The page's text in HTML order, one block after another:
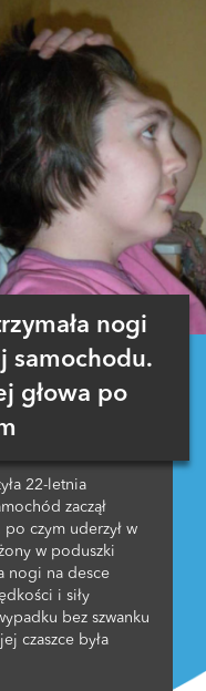
nogi
samochodu.
głowa po
22-letnia
zaczął
czym uderzył w
w poduszki
nogi na desce
i siły
bez szwanku
czaszce była